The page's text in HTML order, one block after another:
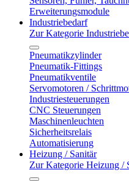
Erweiterungsmodule
Industriebedarf
Zur Kategorie
Pneumatikzylinder
Pneumatik-Fittings
Pneumatikventile
Servomotoren /
Industriesteuerungen
CNC Steuerungen
Maschinenleuchten
Sicherheitsrelais
Automatisierung
Heizung / Sanitär
Zur Kategorie Heizung /